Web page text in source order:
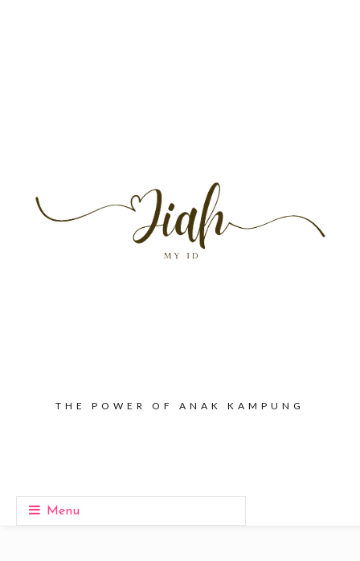
THE POWER OF ANAK KAMPUNG
Menu